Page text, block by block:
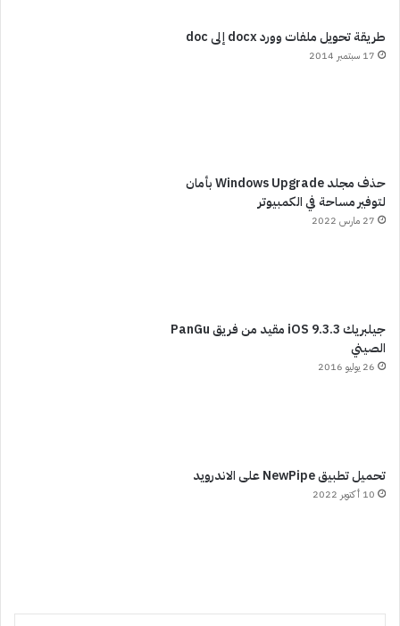
طريقة تحويل ملفات وورد docx إلى doc
17 سبتمبر 2014
حذف مجلد Windows Upgrade بأمان
لتوفير مساحة في الكمبيوتر
27 مارس 2022
جيلبريك iOS 9.3.3 مقيد من فريق PanGu
الصيني
26 يوليو 2016
تحميل تطبيق NewPipe على الاندرويد
10 أكتوبر 2022